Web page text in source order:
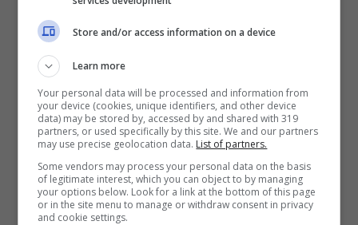
Bonus da 550 euro,
ecco come richiederlo
sul sito dell’Inps
Store and/or access information on a device
Learn more
Your personal data will be processed and information from
your device (cookies, unique identifiers, and other device
data) may be stored by, accessed by and shared with 319
partners, or used specifically by this site. We and our partners
may use precise geolocation data. List of partners.
Some vendors may process your personal data on the basis
of legitimate interest, which you can object to by managing
your options below. Look for a link at the bottom of this page
or in the site menu to manage or withdraw consent in privacy
and cookie settings.